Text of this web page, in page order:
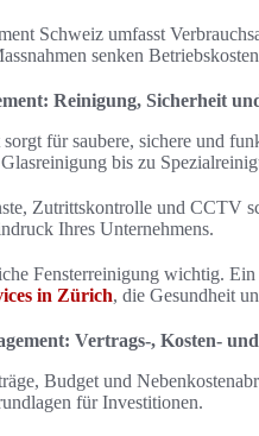
Schweiz umfasst
senken
Reinigung, Sicherheit
für saubere, sichere und
bis zu
Zutrittskontrolle und CCTV
Ihres Unternehmens.
Fensterreinigung wichtig.
in Zürich, die Gesundheit
Vertrags-, Kosten-
Budget und
für Investitionen.